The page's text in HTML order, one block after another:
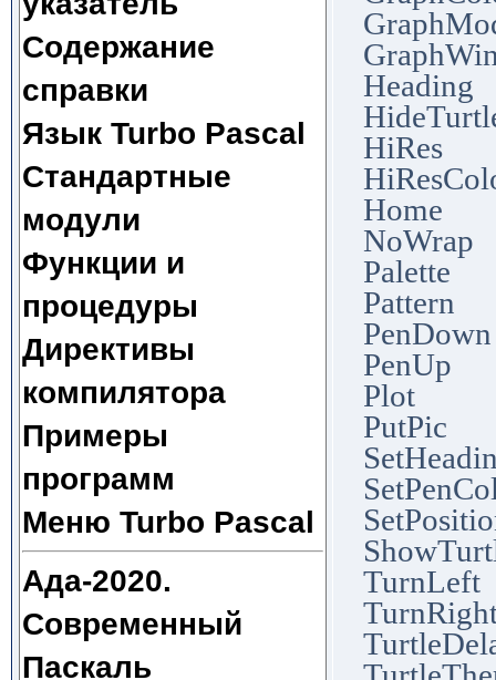
Содержание
справки
Язык Turbo Pascal
Стандартные
модули
Функции и
процедуры
Директивы
компилятора
Примеры
программ
Меню Turbo Pascal
Ада-2020.
Современный
Паскаль
Heading
HiRes
Home
NoWrap
Palette
Pattern
PenDown
PenUp
Plot
PutPic
TurnLeft